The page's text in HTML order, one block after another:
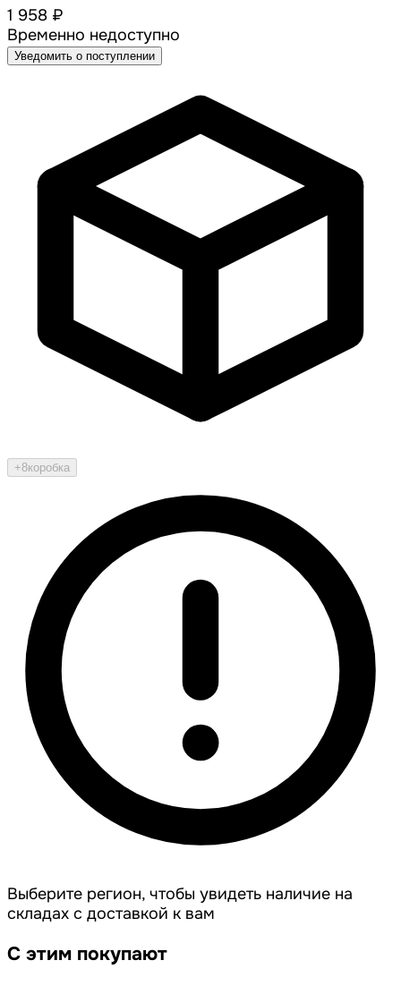
1 958 ₽
Временно недоступно
Уведомить о поступлении
+8коробка
Выберите регион, чтобы увидеть наличие на
складах с доставкой к вам
С этим покупают